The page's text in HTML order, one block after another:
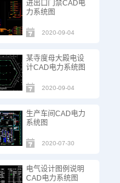
进出口门禁CAD电
力系统图
2020-09-04
某寺度母大殿电设
计CAD电力系统图
2020-09-04
生产车间CAD电力
系统图
2020-07-30
电气设计图例说明
CAD电力系统图